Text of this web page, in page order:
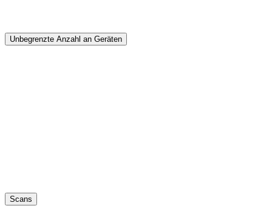
Unbegrenzte Anzahl an Geräten
Scans